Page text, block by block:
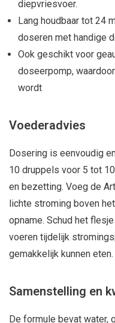
diepvriesvoer.
Lang houdbaar tot 24
doseren met handige
Ook geschikt voor
doseerpomp,
wordt
Voederadvies
Dosering is eenvoudig
10 druppels voor 5 tot
en bezetting. Voeg de
lichte stroming boven
opname. Schud het
voeren tijdelijk
gemakkelijk kunnen eten.
Samenstelling en
De formule bevat water,